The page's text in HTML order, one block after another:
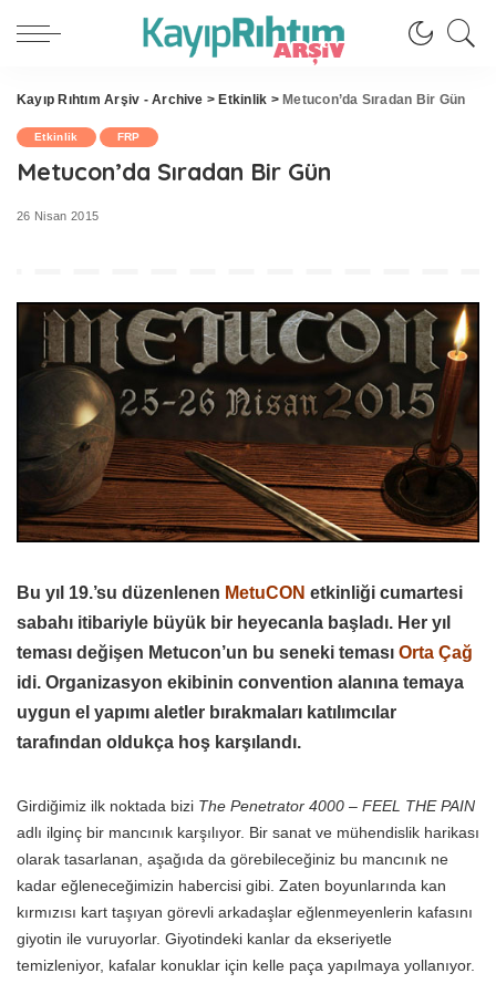
Kayıp Rıhtım Arşiv - Archive > Etkinlik > Metucon’da Sıradan Bir Gün
Etkinlik FRP
Metucon’da Sıradan Bir Gün
26 Nisan 2015
Bu yıl 19.’su düzenlenen MetuCON etkinliği cumartesi
sabahı itibariyle büyük bir heyecanla başladı. Her yıl
teması değişen Metucon’un bu seneki teması Orta Çağ
idi. Organizasyon ekibinin convention alanına temaya
uygun el yapımı aletler bırakmaları katılımcılar
tarafından oldukça hoş karşılandı.
Girdiğimiz ilk noktada bizi The Penetrator 4000 – FEEL THE PAIN
adlı ilginç bir mancınık karşılıyor. Bir sanat ve mühendislik harikası
olarak tasarlanan, aşağıda da görebileceğiniz bu mancınık ne
kadar eğleneceğimizin habercisi gibi. Zaten boyunlarında kan
kırmızısı kart taşıyan görevli arkadaşlar eğlenmeyenlerin kafasını
giyotin ile vuruyorlar. Giyotindeki kanlar da ekseriyetle
temizleniyor, kafalar konuklar için kelle paça yapılmaya yollanıyor.